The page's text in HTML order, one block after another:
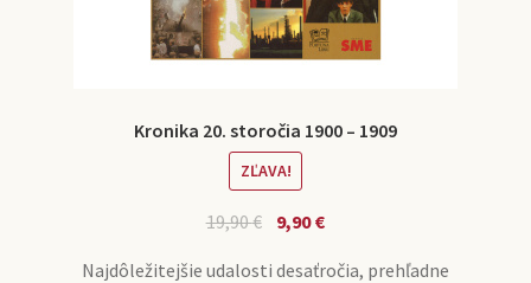
Kronika 20. storočia 1900 – 1909
ZĽAVA!
19,90€ 9,90€
Najdôležitejšie udalosti desaťročia, prehľadne